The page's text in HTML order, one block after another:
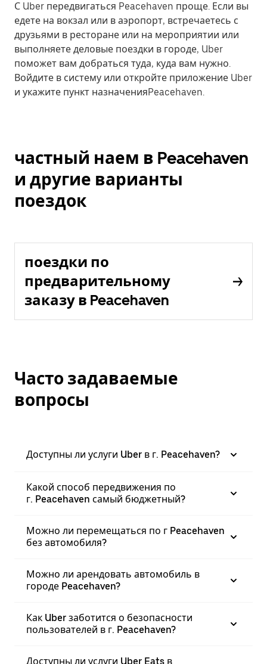
С Uber передвигаться Peacehaven проще. Если вы
едете на вокзал или в аэропорт, встречаетесь с
друзьями в ресторане или на мероприятии или
выполняете деловые поездки в городе, Uber
поможет вам добраться туда, куда вам нужно.
Войдите в систему или откройте приложение Uber
и укажите пункт назначенияPeacehaven.
частный наем в Peacehaven
и другие варианты
поездок
поездки по
предварительному
заказу в Peacehaven
Часто задаваемые
вопросы
Доступны ли услуги Uber в г. Peacehaven?
Какой способ передвижения по
г. Peacehaven самый бюджетный?
Можно ли перемещаться по г Peacehaven
без автомобиля?
Можно ли арендовать автомобиль в
городе Peacehaven?
Как Uber заботится о безопасности
пользователей в г. Peacehaven?
Доступны ли услуги Uber Eats в